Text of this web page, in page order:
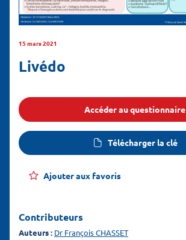
15 mars 2021
Livédo
Accéder au questionnaire
Télécharger la clé
Ajouter aux favoris
Contributeurs
Auteurs : Dr François CHASSET